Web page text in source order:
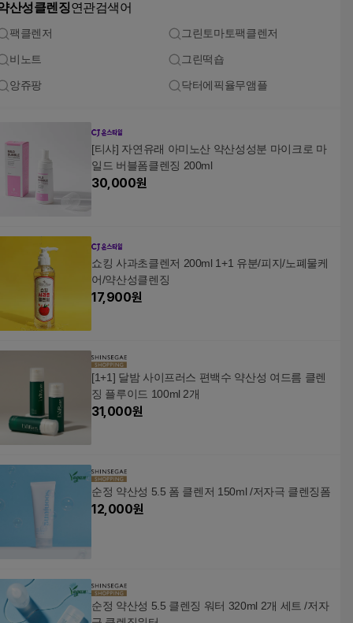
산성클렌징연관검색어
팩클렌저 그린토마토팩클렌저
비노트 그린떡숍
앙쥬팡 닥터에픽율무앰플
[티샤] 자연유래 아미노산 약산성성분 마이크로 마
일드 버블폼클렌징 200ml
30,000원
쇼킹 사과초클렌저 200ml 1+1 유분/피지/노폐물케
어/약산성클렌징
17,900원
[1+1] 달밤 사이프러스 편백수 약산성 여드름 클렌
징 플루이드 100ml 2개
31,000원
순정 약산성 5.5 폼 클렌저 150ml /저자극 클렌징폼
12,000원
순정 약산성 5.5 클렌징 워터 320ml 2개 세트 /저자